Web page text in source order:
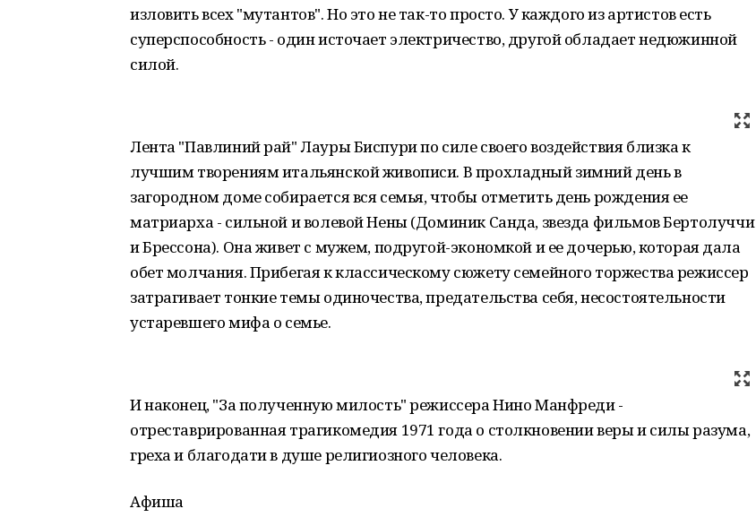
изловить всех "мутантов". Но это не так-то просто. У каждого из артистов есть
суперспособность - один источает электричество, другой обладает недюжинной
силой.
Лента "Павлиний рай" Лауры Биспури по силе своего воздействия близка к
лучшим творениям итальянской живописи. В прохладный зимний день в
загородном доме собирается вся семья, чтобы отметить день рождения ее
матриарха - сильной и волевой Нены (Доминик Санда, звезда фильмов Бертолуччи
и Брессона). Она живет с мужем, подругой-экономкой и ее дочерью, которая дала
обет молчания. Прибегая к классическому сюжету семейного торжества режиссер
затрагивает тонкие темы одиночества, предательства себя, несостоятельности
устаревшего мифа о семье.
И наконец, "За полученную милость" режиссера Нино Манфреди -
отреставрированная трагикомедия 1971 года о столкновении веры и силы разума,
греха и благодати в душе религиозного человека.
Афиша